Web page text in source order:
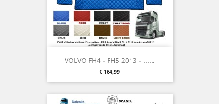
VOLVO FH4 - FH5 2013 - ......
Preis
€ 164,99